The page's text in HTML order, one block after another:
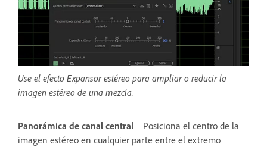
Use el efecto Expansor estéreo para ampliar o reducir la
imagen estéreo de una mezcla.
Panorámica de canal central
Posiciona el centro de la
imagen estéreo en cualquier parte entre el extremo